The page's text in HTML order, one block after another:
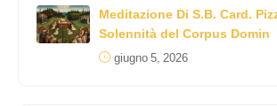
Meditazione Di S.B. Card.
Solennità del Corpus Domin
giugno 5, 2026